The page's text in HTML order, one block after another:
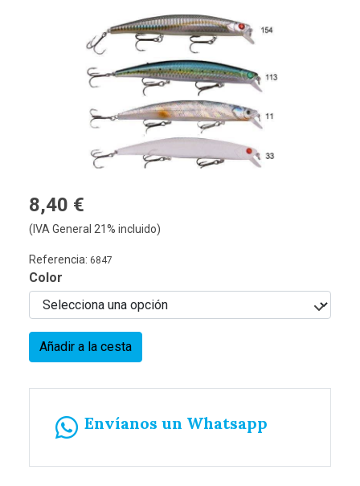
8,40 €
(IVA General 21% incluido)
Referencia: 6847
Color
Añadir a la cesta
Envíanos un Whatsapp